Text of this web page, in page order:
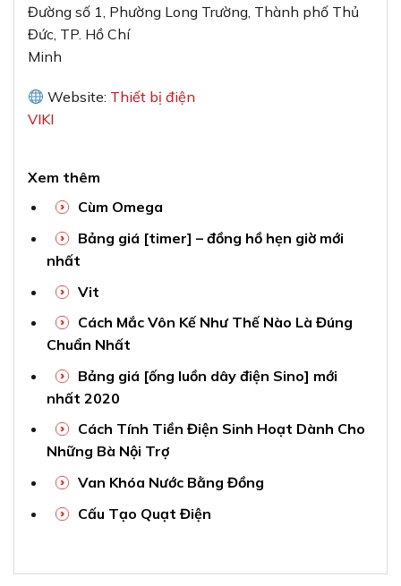
Đường số 1, Phường Long Trường, Thành phố Thủ
Đức, TP. Hồ Chí
Minh
Website: Thiết bị điện
VIKI
Xem thêm
Cùm Omega
Bảng giá [timer] – đồng hồ hẹn giờ mới
nhất
Vit
Cách Mắc Vôn Kế Như Thế Nào Là Đúng
Chuẩn Nhất
Bảng giá [ống luồn dây điện Sino] mới
nhất 2020
Cách Tính Tiền Điện Sinh Hoạt Dành Cho
Những Bà Nội Trợ
Van Khóa Nước Bằng Đồng
Cấu Tạo Quạt Điện